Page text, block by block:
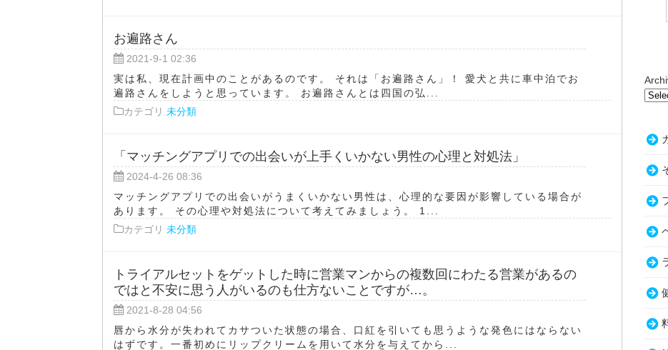
お遍路さん
2021-9-1 02:36
実は私、現在計画中のことがあるのです。 それは「お遍路さん」！ 愛犬と共に車中泊でお
遍路さんをしようと思っています。 お遍路さんとは四国の弘...
カテゴリ 未分類
「マッチングアプリでの出会いが上手くいかない男性の心理と対処法」
2024-4-26 08:36
マッチングアプリでの出会いがうまくいかない男性は、心理的な要因が影響している場合が
あります。 その心理や対処法について考えてみましょう。 1...
カテゴリ 未分類
トライアルセットをゲットした時に営業マンからの複数回にわたる営業があるの
ではと不安に思う人がいるのも仕方ないことですが…。
2021-8-28 04:56
唇から水分が失われてカサついた状態の場合、口紅を引いても思うような発色にはならない
はずです。一番初めにリップクリームを用いて水分を与えてから...